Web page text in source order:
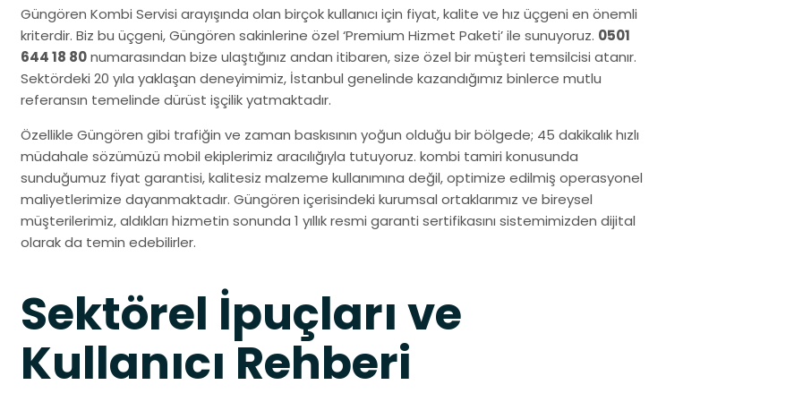
Güngören Kombi Servisi arayışında olan birçok kullanıcı için fiyat, kalite ve hız üçgeni en önemli
kriterdir. Biz bu üçgeni, Güngören sakinlerine özel ‘Premium Hizmet Paketi’ ile sunuyoruz. 0501
644 18 80numarasından bize ulaştığınız andan itibaren, size özel bir müşteri temsilcisi atanır.
Sektördeki 20 yıla yaklaşan deneyimimiz, İstanbul genelinde kazandığımız binlerce mutlu
referansın temelinde dürüst işçilik yatmaktadır.
Özellikle Güngören gibi trafiğin ve zaman baskısının yoğun olduğu bir bölgede; 45 dakikalık hızlı
müdahale sözümüzü mobil ekiplerimiz aracılığıyla tutuyoruz. kombi tamiri konusunda
sunduğumuz fiyat garantisi, kalitesiz malzeme kullanımına değil, optimize edilmiş operasyonel
maliyetlerimize dayanmaktadır. Güngören içerisindeki kurumsal ortaklarımız ve bireysel
müşterilerimiz, aldıkları hizmetin sonunda 1 yıllık resmi garanti sertifikasını sistemimizden dijital
olarak da temin edebilirler.
Sektörel İpuçları ve
Kullanıcı Rehberi